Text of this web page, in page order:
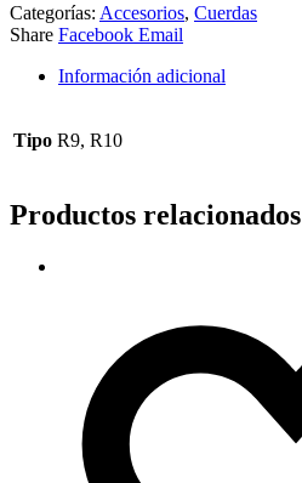
Categorías: Accesorios, Cuerdas
Share Facebook Email
Información adicional
Tipo R9, R10
Productos relacionados